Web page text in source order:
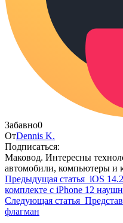
Забавно0
ОтDennis K.
Подписаться:
Маковод. Интересны
автомобили, компьютеры и
Предыдущая статья iOS
комплекте с iPhone 12
Следующая статья
флагман